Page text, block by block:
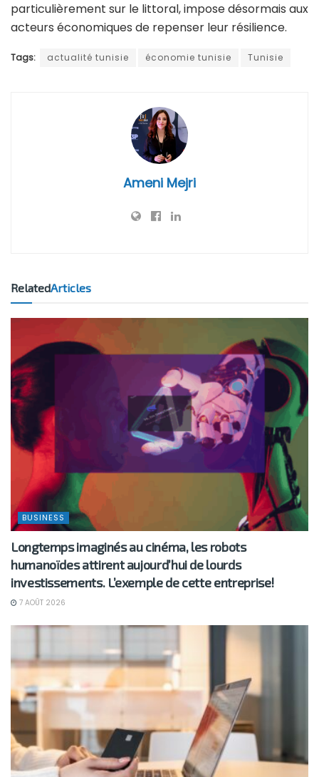
particulièrement sur le littoral, impose désormais aux
acteurs économiques de repenser leur résilience.
Tags: actualité tunisie économie tunisie Tunisie
Ameni Mejri
RelatedArticles
BUSINESS
Longtemps imaginés au cinéma, les robots
humanoïdes attirent aujourd’hui de lourds
investissements. L’exemple de cette entreprise!
7 AOÛT 2026